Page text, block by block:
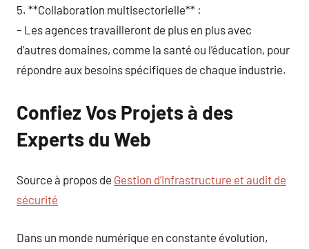
5. **Collaboration multisectorielle** :
– Les agences travailleront de plus en plus avec
d’autres domaines, comme la santé ou l’éducation, pour
répondre aux besoins spécifiques de chaque industrie.
Confiez Vos Projets à des
Experts du Web
Source à propos de Gestion d’Infrastructure et audit de
sécurité
Dans un monde numérique en constante évolution,